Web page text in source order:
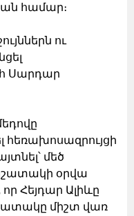
համար։
ու
Սարդար
հեռախոսազրույցի
մեծ
օրվա
Հեյդար Ալիևը
միշտ վառ